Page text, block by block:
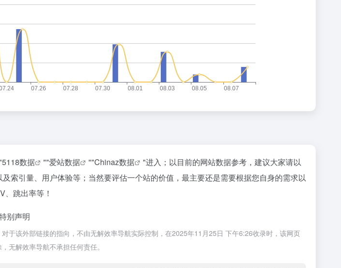
5118数据 ""爱站数据 ""Chinaz数据
"进入；以目前的网站数据参考，建议大家请以
索引量、用户体验等；当然要评估一个站的价值，最主要还是需要根据您自身的需求以
跳出率等！
别声明
于该外部链接的指向，不由无解效率导航实际控制，在2025年11月25日 下午6:26收录时，该网页
无解效率导航不承担任何责任。